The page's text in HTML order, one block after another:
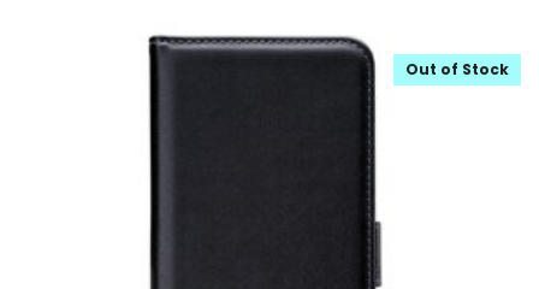
Out of Stock